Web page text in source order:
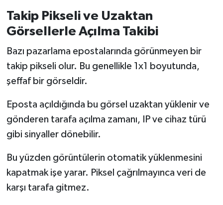
Takip Pikseli ve Uzaktan
Görsellerle Açılma Takibi
Bazı pazarlama epostalarında görünmeyen bir
takip pikseli olur. Bu genellikle 1x1 boyutunda,
şeffaf bir görseldir.
Eposta açıldığında bu görsel uzaktan yüklenir ve
gönderen tarafa açılma zamanı, IP ve cihaz türü
gibi sinyaller dönebilir.
Bu yüzden görüntülerin otomatik yüklenmesini
kapatmak işe yarar. Piksel çağrılmayınca veri de
karşı tarafa gitmez.